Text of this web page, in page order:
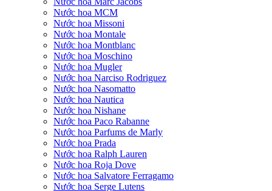
Nước hoa MCM
Nước hoa Missoni
Nước hoa Montale
Nước hoa Montblanc
Nước hoa Moschino
Nước hoa Mugler
Nước hoa Narciso Rodriguez
Nước hoa Nasomatto
Nước hoa Nautica
Nước hoa Nishane
Nước hoa Paco Rabanne
Nước hoa Parfums de Marly
Nước hoa Prada
Nước hoa Ralph Lauren
Nước hoa Roja Dove
Nước hoa Salvatore Ferragamo
Nước hoa Serge Lutens